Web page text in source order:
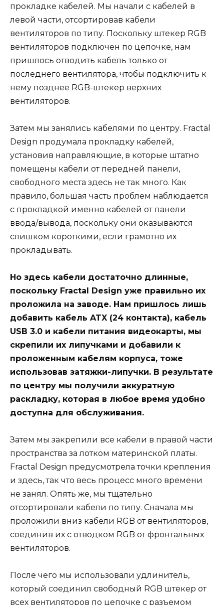
прокладке кабелей. Мы начали с кабелей в
левой части, отсортировав кабели
вентиляторов по типу. Поскольку штекер RGB
вентиляторов подключен по цепочке, нам
пришлось отводить кабель только от
последнего вентилятора, чтобы подключить к
нему позднее RGB-штекер верхних
вентиляторов.
Затем мы занялись кабелями по центру. Fractal
Design продумала прокладку кабелей,
установив направляющие, в которые штатно
помещены кабели от передней панели,
свободного места здесь не так много. Как
правило, большая часть проблем наблюдается
с прокладкой именно кабелей от панели
ввода/вывода, поскольку они оказываются
слишком короткими, если грамотно их
прокладывать.
Но здесь кабели достаточно длинные,
поскольку Fractal Design уже правильно их
проложила на заводе. Нам пришлось лишь
добавить кабель ATX (24 контакта), кабель
USB 3.0 и кабели питания видеокарты, мы
скрепили их липучками и добавили к
проложенным кабелям корпуса, тоже
использовав затяжки-липучки. В результате
по центру мы получили аккуратную
раскладку, которая в любое время удобно
доступна для обслуживания.
Затем мы закрепили все кабели в правой части
пространства за лотком материнской платы.
Fractal Design предусмотрела точки крепления
и здесь, так что весь процесс много времени
не занял. Опять же, мы тщательно
отсортировали кабели по типу. Сначала мы
проложили вниз кабели RGB от вентиляторов,
соединив их с отводком RGB от фронтальных
вентиляторов.
После чего мы использовали удлинитель,
который соединил свободный RGB штекер от
всех вентиляторов по цепочке с разъемом